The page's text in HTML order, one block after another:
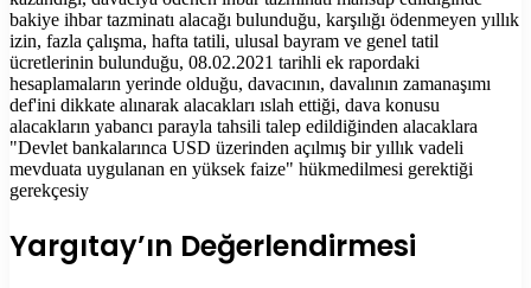
bakiye ihbar tazminatı alacağı bulunduğu, karşılığı ödenmeyen yıllık
izin, fazla çalışma, hafta tatili, ulusal bayram ve genel tatil
ücretlerinin bulunduğu, 08.02.2021 tarihli ek rapordaki
hesaplamaların yerinde olduğu, davacının, davalının zamanaşımı
def'ini dikkate alınarak alacakları ıslah ettiği, dava konusu
alacakların yabancı parayla tahsili talep edildiğinden alacaklara
"Devlet bankalarınca USD üzerinden açılmış bir yıllık vadeli
mevduata uygulanan en yüksek faize" hükmedilmesi gerektiği
gerekçesiy
Yargıtay’ın Değerlendirmesi